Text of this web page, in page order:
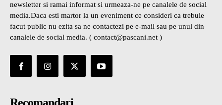
newsletter si ramai informat si urmeaza-ne pe canalele de social
media.Daca esti martor la un eveniment ce consideri ca trebuie
facut public nu ezita sa ne contactezi pe e-mail sau pe unul din
canalele de social media. ( contact@pascani.net )